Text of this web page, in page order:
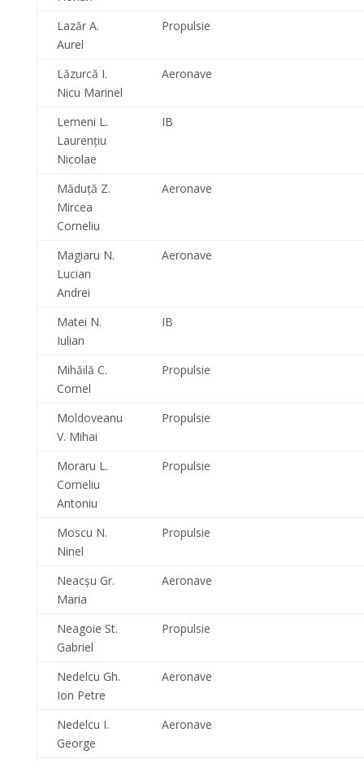
Lazăr A.
Aurel
Propulsie
Lăzurcă I.
Nicu Marinel
Aeronave
Lemeni L.
Laurenţiu
Nicolae
IB
Măduţă Z.
Mircea
Corneliu
Aeronave
Magiaru N.
Lucian
Andrei
Aeronave
Matei N.
Iulian
IB
Mihăilă C.
Cornel
Propulsie
Moldoveanu
V. Mihai
Propulsie
Moraru L.
Corneliu
Antoniu
Propulsie
Moscu N.
Ninel
Propulsie
Neacşu Gr.
Maria
Aeronave
Neagoie St.
Gabriel
Propulsie
Nedelcu Gh.
Ion Petre
Aeronave
Nedelcu I.
George
Aeronave